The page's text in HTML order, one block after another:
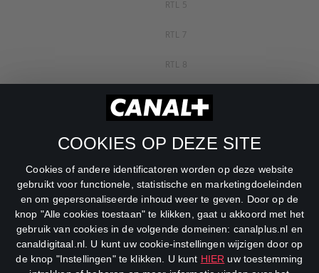
COOKIES OP DEZE SITE
Cookies of andere identificatoren worden op deze website
gebruikt voor functionele, statistische en marketingdoeleinden
en om gepersonaliseerde inhoud weer te geven. Door op de
knop "Alle cookies toestaan" te klikken, gaat u akkoord met het
gebruik van cookies in de volgende domeinen: canalplus.nl en
canaldigitaal.nl. U kunt uw cookie-instellingen wijzigen door op
de knop "Instellingen" te klikken. U kunt HIER uw toestemming
RTL 5
RTL 7
RTL 8
RTL Z
SBS6
Net5
Veronica
DreamWorks Channel